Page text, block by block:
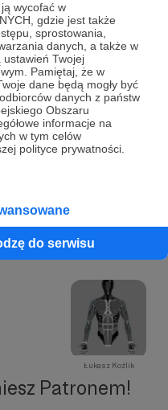
wycofać w
gdzie jest także
sprostowania,
danych, a także w
Twojej
Pamiętaj, że w
dane będą mogły być
danych z państw
Obszaru
informacje na
w tym celów
polityce prywatności.
do serwisu
na wideo
Łukasz Koźlik
Patronem!